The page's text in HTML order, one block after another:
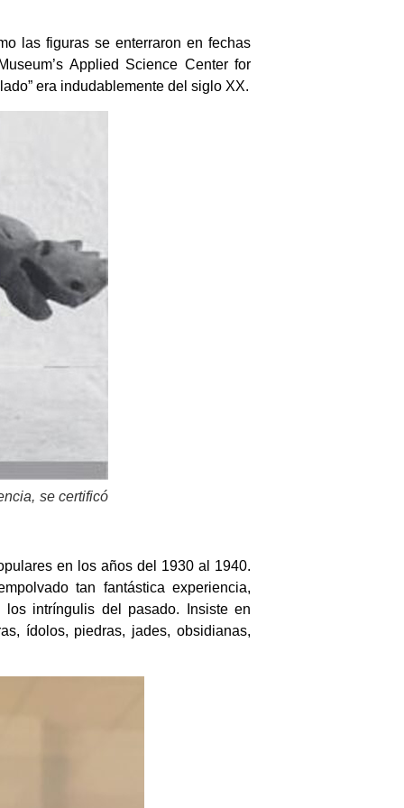
las figuras se enterraron en fechas
Applied Science Center for
era indudablemente del siglo XX.
se certificó
en los años del 1930 al 1940.
tan fantástica experiencia,
los intríngulis del pasado. Insiste en
ídolos, piedras, jades, obsidianas,